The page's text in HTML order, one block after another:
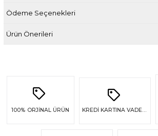
Ödeme Seçenekleri
Ürün Önerileri
100% ORJİNAL ÜRÜN